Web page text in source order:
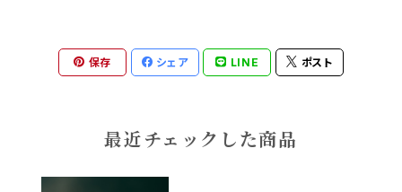
保存 シェア LINE ポスト
最近チェックした商品